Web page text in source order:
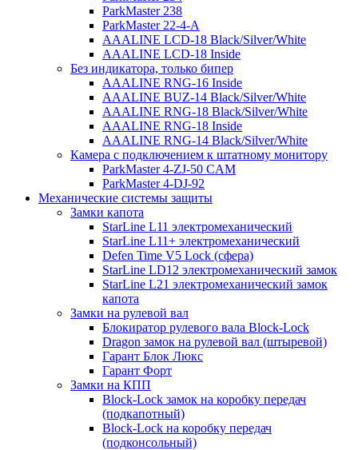
ParkMaster 238
ParkMaster 22-4-A
AAALINE LCD-18 Black/Silver/White
AAALINE LCD-18 Inside
Без индикатора, только бипер
AAALINE RNG-16 Inside
AAALINE BUZ-14 Black/Silver/White
AAALINE RNG-18 Black/Silver/White
AAALINE RNG-18 Inside
AAALINE RNG-14 Black/Silver/White
Камера с подключением к штатному монитору
ParkMaster 4-ZJ-50 CAM
ParkMaster 4-DJ-92
Механические системы защиты
Замки капота
StarLine L11 электромеханический
StarLine L11+ электромеханический
Defen Time V5 Lock (сфера)
StarLine LD12 электромеханический замок
StarLine L21 электромеханический замок
капота
Замки на рулевой вал
Блокиратор рулевого вала Block-Lock
Dragon замок на рулевой вал (штыревой)
Гарант Блок Люкс
Гарант Форт
Замки на КПП
Block-Lock замок на коробку передач
(подкапотный)
Block-Lock на коробку передач
(подконсольный)